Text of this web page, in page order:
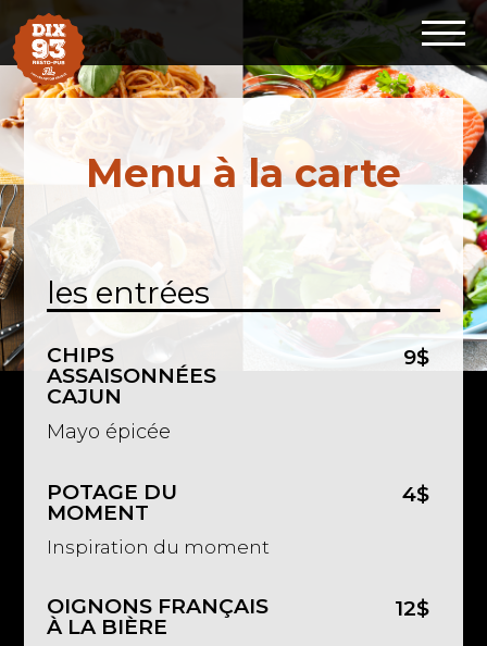
Menu à la carte
les entrées
CHIPS
ASSAISONNÉES
CAJUN
Mayo épicée
9$
POTAGE DU
MOMENT
Inspiration du moment
4$
OIGNONS FRANÇAIS
À LA BIÈRE
12$